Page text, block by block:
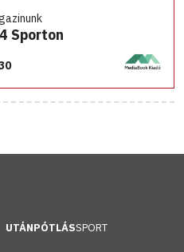
Sporton
UTÁNPÓTLÁSSPORT